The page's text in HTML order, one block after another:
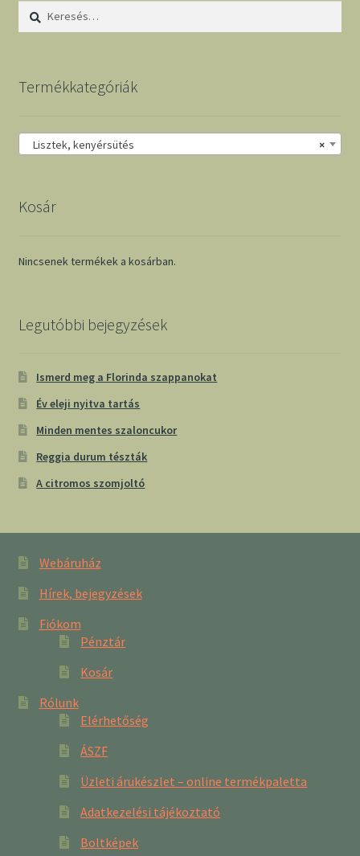
Keresés:
Termékkategóriák
×
Lisztek, kenyérsütés
Kosár
Nincsenek termékek a kosárban.
Legutóbbi bejegyzések
Ismerd meg a Florinda szappanokat
Év eleji nyitva tartás
Minden mentes szaloncukor
Reggia durum tészták
A citromos szomjoltó
Webáruház
Hírek, bejegyzések
Fiókom
Pénztár
Kosár
Rólunk
Elérhetőség
ÁSZF
Üzleti árukészlet – online termékpaletta
Adatkezelési tájékoztató
Boltképek